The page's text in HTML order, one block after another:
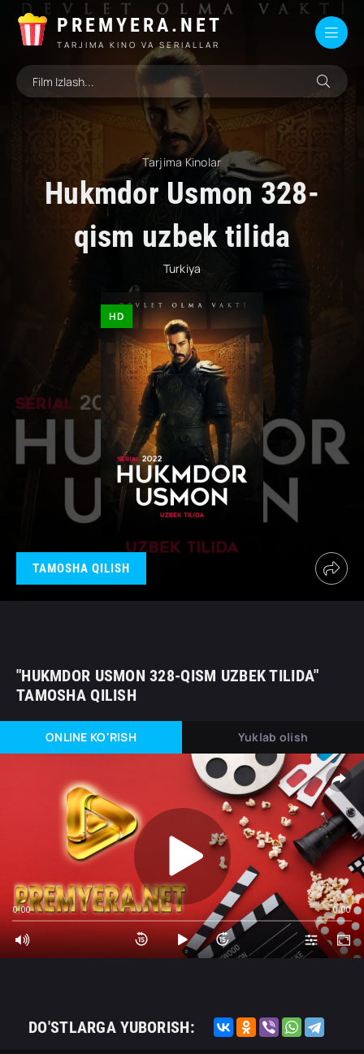
PREMYERA.NET
TARJIMA KINO VA SERIALLAR
Tarjima Kinolar
Hukmdor Usmon 328-
qism uzbek tilida
Turkiya
HD
TAMOSHA QILISH
"HUKMDOR USMON 328-QISM UZBEK TILIDA"
TAMOSHA QILISH
ONLINE KO'RISH Yuklab olish
0:00 0:00
DO'STLARGA YUBORISH: